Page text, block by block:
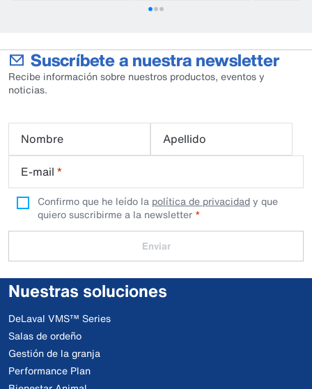
Suscríbete a nuestra newsletter
Recibe información sobre nuestros productos, eventos y
noticias.
Nombre
Apellido
E-mail *
Confirmo que he leído la política de privacidady que
quiero suscribirme a la newsletter
Enviar
Nuestras soluciones
DeLaval VMS™ Series
Salas de ordeño
Gestión de la granja
Performance Plan